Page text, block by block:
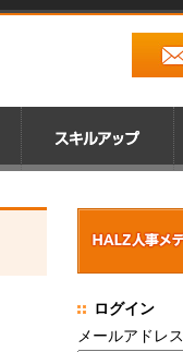
ログイン
メールアドレス